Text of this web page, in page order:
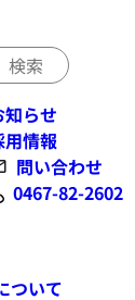
知らせ
用情報
問い合わせ
0467-82-2602
ついて